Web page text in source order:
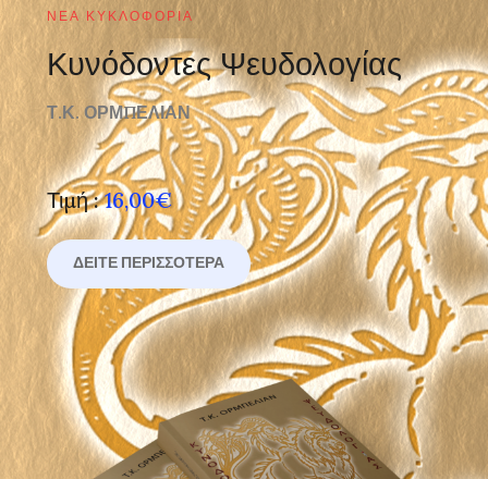
ΝΈΑ ΚΥΚΛΟΦΟΡΊΑ
Κυνόδοντες Ψευδολογίας
Τ.Κ. ΟΡΜΠΕΛΙΑΝ
Τιμή : 16,00€
ΔΕΊΤΕ ΠΕΡΙΣΣΌΤΕΡΑ